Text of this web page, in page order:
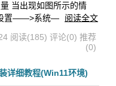
当出现如图所示的情
设置——>系统—
阅读全文
阅读(185) 评论(0) 推荐
(0)
详细教程(Win11环境)